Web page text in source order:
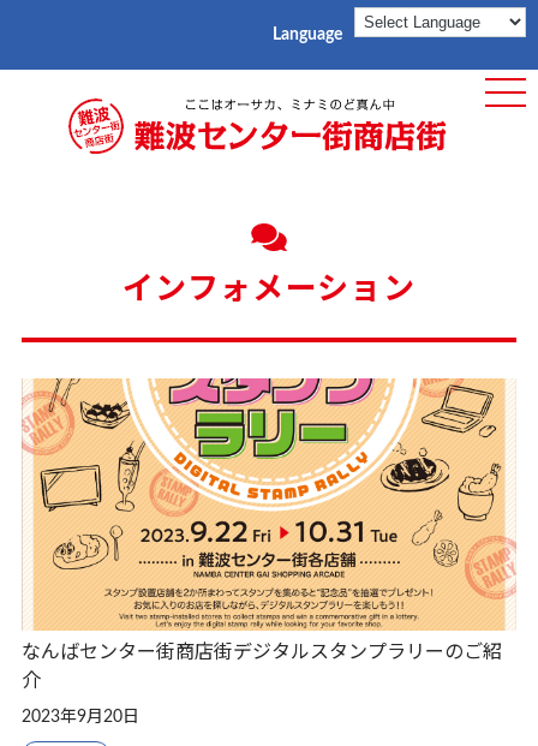
Language
インフォメーション
なんばセンター街商店街デジタルスタンプラリーのご紹
介
2023年9月20日